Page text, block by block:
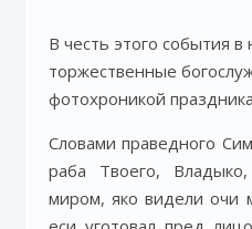
В честь этого события
торжественные
фотохроникой
Словами праведного
раба Твоего,
миром, яко видели очи